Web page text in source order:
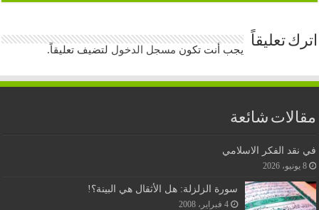
اترك تعليقاً يجب أنت تكون مسجل الدخول لتضيف تعليقاً.
مقالات شائعة
في نقد الفكر الاسلامي
8 يونيو، 2026
سورة الزلزلة: هل الأثقال هي البينة؟!
4 فبراير، 2008